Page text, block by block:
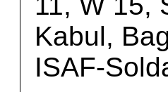
Kabul,
ISAF-